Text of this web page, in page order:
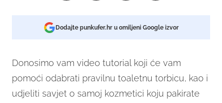
Dodajte punkufer.hr u omiljeni Google izvor
Donosimo vam video tutorial koji će vam
pomoći odabrati pravilnu toaletnu torbicu, kao i
udjeliti savjet o samoj kozmetici koju pakirate